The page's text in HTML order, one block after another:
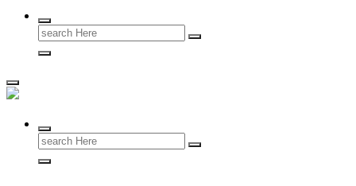
Search
for:
#teammladost
Search
for: